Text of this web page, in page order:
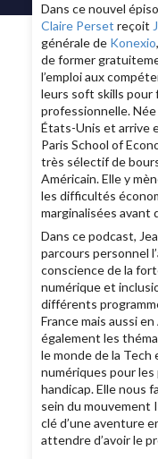
Dans ce nouvel
Claire Perset reçoit
générale de Konexio
de former
l’emploi aux
leurs soft skills pour
professionnelle.
États-Unis et arrive
Paris School of
très sélectif de
Américain. Elle y
les difficultés
marginalisées avant
Dans ce podcast,
parcours personnel
conscience de la
numérique et
différents
France mais aussi
également les
le monde de la Tech
numériques pour
handicap. Elle nous
sein du mouvement
clé d’une aventure
attendre d’avoir le